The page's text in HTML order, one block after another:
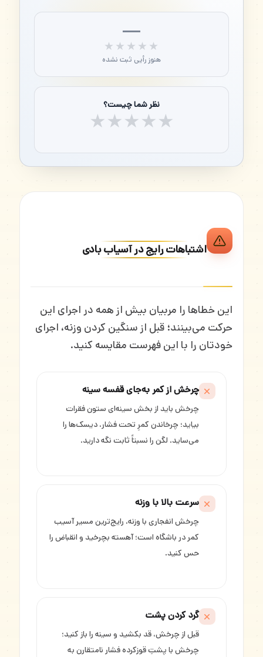
—
★★★★★
هنوز رأیی ثبت نشده
نظر شما چیست؟
★★★★★
اشتباهات رایج در آسیاب بادی
این خطاها را مربیان بیش از همه در اجرای این
حرکت می‌بینند؛ قبل از سنگین کردن وزنه، اجرای
خودتان را با این فهرست مقایسه کنید.
چرخش از کمر به‌جای قفسه سینه
چرخش باید از بخش سینه‌ای ستون فقرات
بیاید؛ چرخاندن کمرِ تحت فشار، دیسک‌ها را
می‌ساید. لگن را نسبتاً ثابت نگه دارید.
سرعت بالا با وزنه
چرخش انفجاری با وزنه، رایج‌ترین مسیر آسیب
کمر در باشگاه است؛ آهسته بچرخید و انقباض را
حس کنید.
گرد کردن پشت
قبل از چرخش، قد بکشید و سینه را باز کنید؛
چرخش با پشتِ قوز‌کرده فشار نامتقارن به